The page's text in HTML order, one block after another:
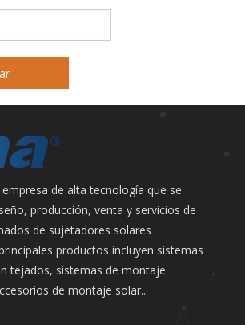
de alta tecnología que se
producción, venta y servicios de
de sujetadores solares
productos incluyen sistemas
tejados, sistemas de montaje
de montaje solar...